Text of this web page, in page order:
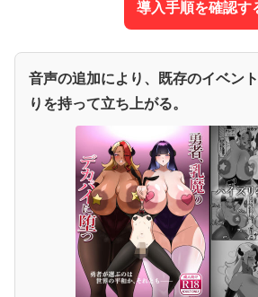
導入手順を確認す
音声の追加により、既存のイベン
りを持って立ち上がる。